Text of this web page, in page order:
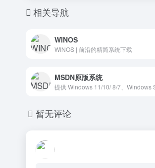
相关导航
WINOS
WINOS | 前沿的精简系统下载
MSDN原版系统
暂无评论